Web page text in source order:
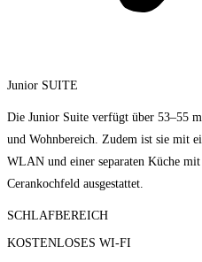
Junior SUITE
Die Junior Suite verfügt über 53–55
und Wohnbereich. Zudem ist sie mit
WLAN und einer separaten Küche
Cerankochfeld ausgestattet.
SCHLAFBEREICH
KOSTENLOSES WI-FI